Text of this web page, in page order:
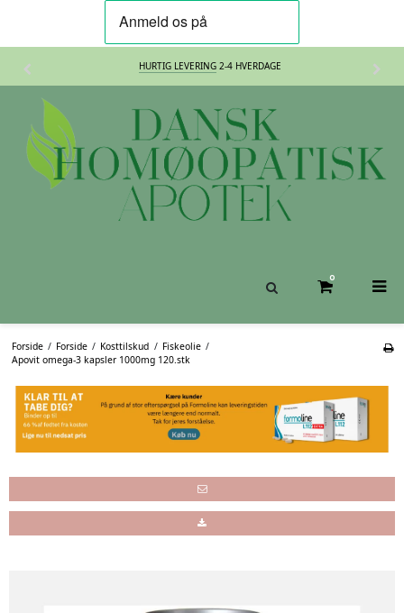
30 DAGESFORTRYDELSESRET
0
Forside / Forside / Kosttilskud / Fiskeolie /
Apovit omega-3 kapsler 1000mg 120.stk